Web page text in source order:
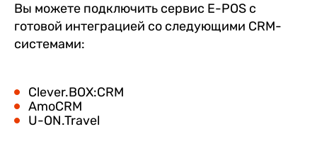
Вы можете подключить сервис E-POS с
готовой интеграцией со следующими CRM-
системами:
Clever.BOX:CRM
AmoCRM
U-ON.Travel